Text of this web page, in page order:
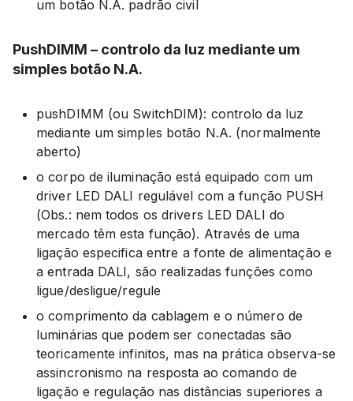
um botão N.A. padrão civil
PushDIMM – controlo da luz mediante um
simples botão N.A.
pushDIMM (ou SwitchDIM): controlo da luz
mediante um simples botão N.A. (normalmente
aberto)
o corpo de iluminação está equipado com um
driver LED DALI regulável com a função PUSH
(Obs.: nem todos os drivers LED DALI do
mercado têm esta função). Através de uma
ligação especifica entre a fonte de alimentação e
a entrada DALI, são realizadas funções como
ligue/desligue/regule
o comprimento da cablagem e o número de
luminárias que podem ser conectadas são
teoricamente infinitos, mas na prática observa-se
assincronismo na resposta ao comando de
ligação e regulação nas distâncias superiores a